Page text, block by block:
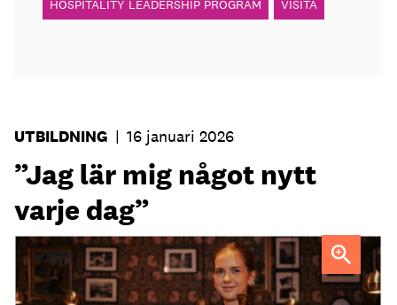
HOSPITALITY LEADERSHIP PROGRAM VISITA
UTBILDNING | 16 januari 2026
”Jag lär mig något nytt
varje dag”
Gymnasieeleven Inez Harring lär sig mycket när hon jobbar
extra på Strand Hotel i Visby.